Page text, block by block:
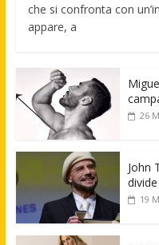
che si confronta con
appare, a
26
John
19